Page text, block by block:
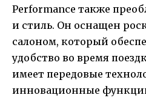
Performance также
и стиль. Он оснащен
салоном, который
удобство во время
имеет передовые
инновационные